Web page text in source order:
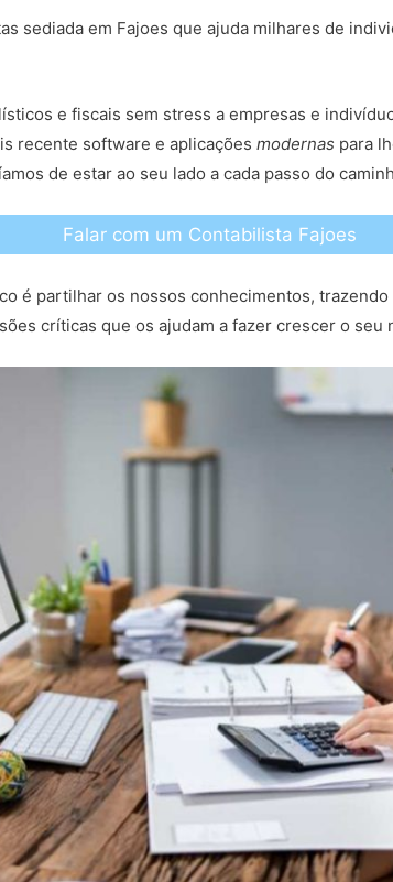
sediada em Fajoes que ajuda milhares de
e fiscais sem stress a empresas e
recente software e aplicaçõesmodernas para
de estar ao seu lado a cada passo do
Falar com um Contabilista Fajoes
é partilhar os nossos conhecimentos,
críticas que os ajudam a fazer crescer o seu